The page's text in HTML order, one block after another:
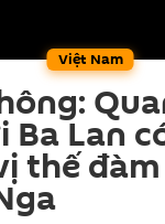
Việt Nam
Lan
thế